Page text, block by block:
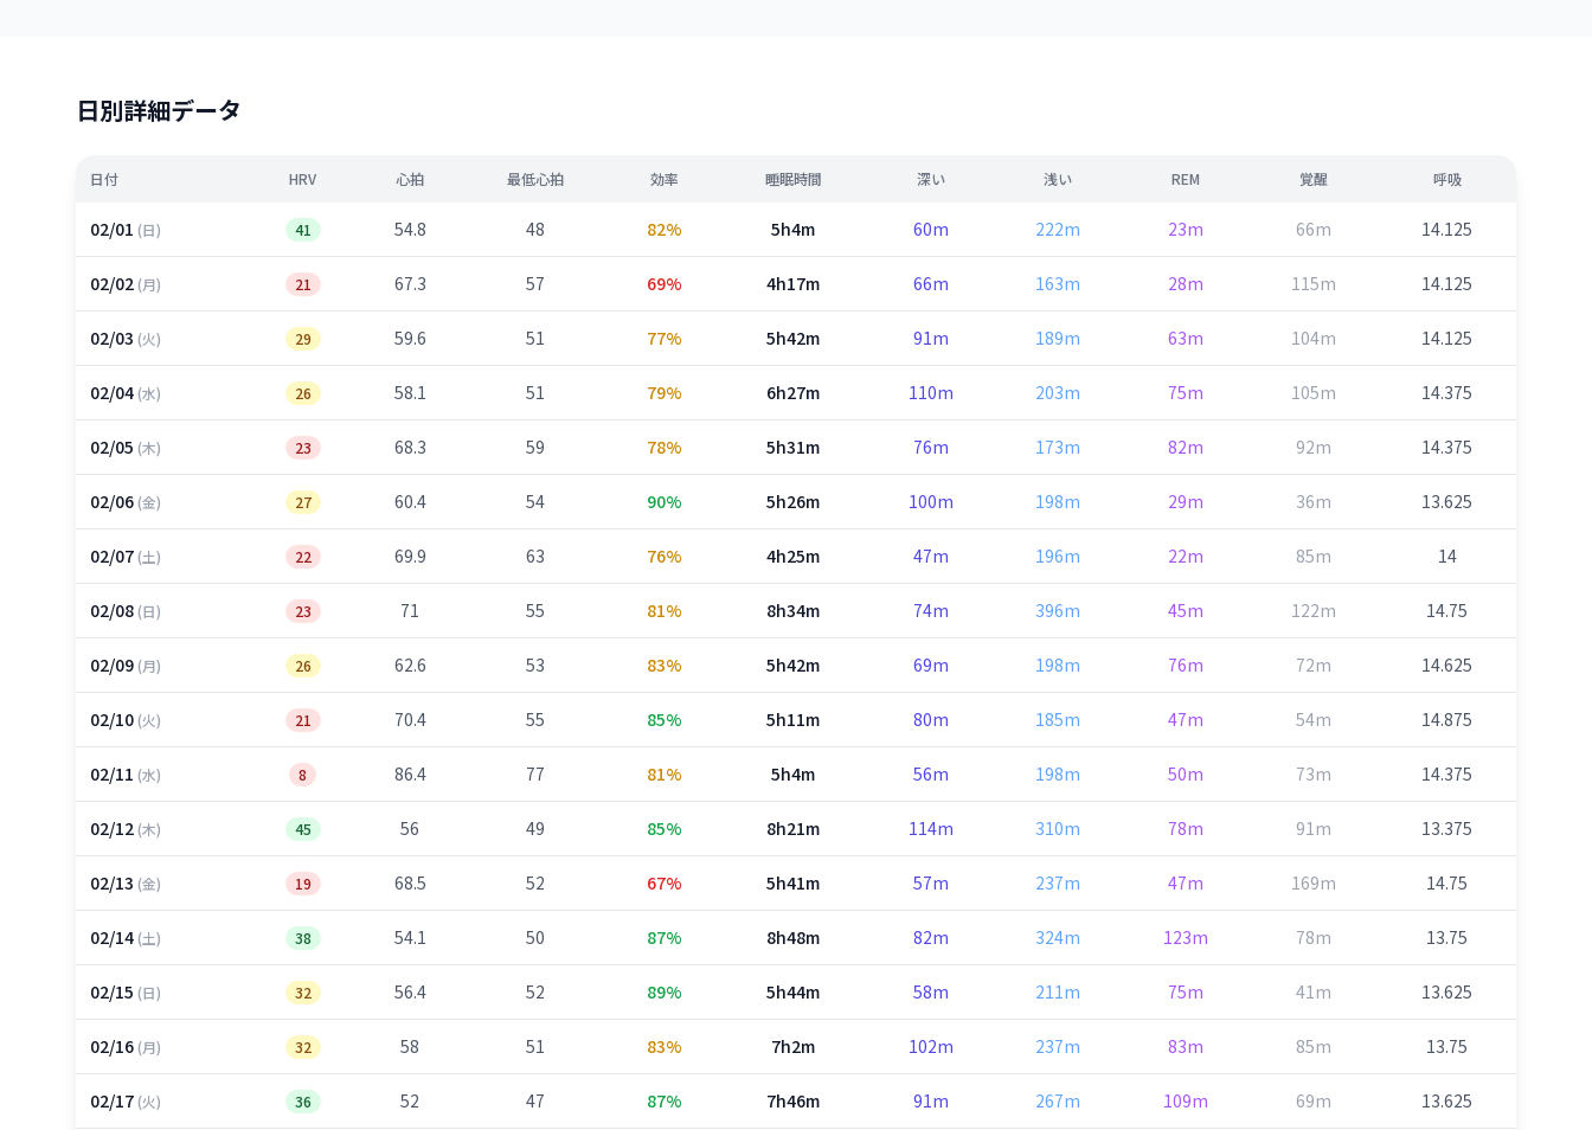
日別詳細データ
日付 HRV 心拍 最低心拍 効率 睡眠時間 深い 浅い REM 覚醒 呼吸
02/01 (日) 41 54.8 48 82% 5h4m 60m 222m 23m 66m 14.125
02/02(月) 21 67.3 57 69% 4h17m 66m 163m 28m 115m 14.125
02/03 (火) 29 59.6 51 77% 5h42m 91m 189m 63m 104m 14.125
02/04(水) 26 58.1 51 79% 6h27m 110m 203m 75m 105m 14.375
02/05 (木) 23 68.3 59 78% 5h31m 76m 173m 82m 92m 14.375
02/06(金) 27 60.4 54 90% 5h26m 100m 198m 29m 36m 13.625
02/07(土) 22 69.9 63 76% 4h25m 47m 196m 22m 85m 14
02/08(日) 23 71 55 81% 8h34m 74m 396m 45m 122m 14.75
02/09(月) 26 62.6 53 83% 5h42m 69m 198m 76m 72m 14.625
02/10(火) 21 70.4 55 85% 5h11m 80m 185m 47m 54m 14.875
02/11 (水) 8 86.4 77 81% 5h4m 56m 198m 50m 73m 14.375
02/12(木) 45 56 49 85% 8h21m 114m 310m 78m 91m 13.375
02/13 (金) 19 68.5 52 67% 5h41m 57m 237m 47m 169m 14.75
02/14(土) 38 54.1 50 87% 8h48m 82m 324m 123m 78m 13.75
02/15 (日) 32 56.4 52 89% 5h44m 58m 211m 75m 41m 13.625
02/16(月) 32 58 51 83% 7h2m 102m 237m 83m 85m 13.75
02/17(火) 36 52 47 87% 7h46m 91m 267m 109m 69m 13.625